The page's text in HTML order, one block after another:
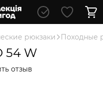
рюкзаки Походные
54 W
отзыв